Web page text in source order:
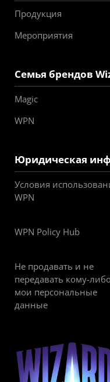
Продукция
Мероприятия
Семья брендов
Magic
WPN
Юридическая
Условия
WPN
WPN Policy Hub
Не продавать и не
передавать кому-
мои персональные
данные